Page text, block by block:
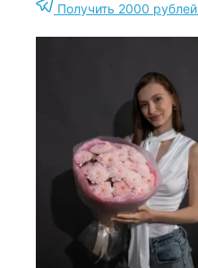
Получить 2000 рублей